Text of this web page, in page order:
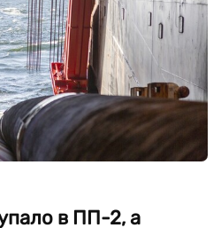
в ПП-2, а